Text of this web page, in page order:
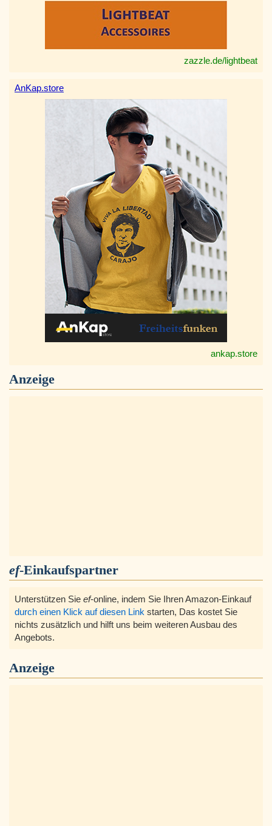
zazzle.de/lightbeat
AnKap.store
ankap.store
Anzeige
ef-Einkaufspartner
Unterstützen Sie ef-online, indem Sie Ihren Amazon-Einkauf
durch einen Klick auf diesen Link starten, Das kostet Sie
nichts zusätzlich und hilft uns beim weiteren Ausbau des
Angebots.
Anzeige